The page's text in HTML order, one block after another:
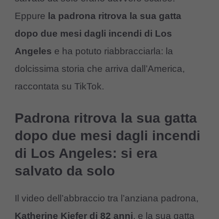
Eppure la padrona ritrova la sua gatta
dopo due mesi dagli incendi di Los
Angeles e ha potuto riabbracciarla: la
dolcissima storia che arriva dall’America,
raccontata su TikTok.
Padrona ritrova la sua gatta
dopo due mesi dagli incendi
di Los Angeles: si era
salvato da solo
Il video dell’abbraccio tra l’anziana padrona,
Katherine Kiefer di 82 anni, e la sua gatta